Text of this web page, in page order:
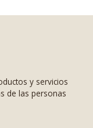
y servicios
de las personas